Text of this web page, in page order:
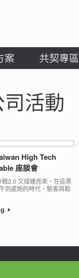
案 共契專區
活動
High Tech
座談會
2.0 又接踵而來，在這黑
到處跑的時代，駭客與勒